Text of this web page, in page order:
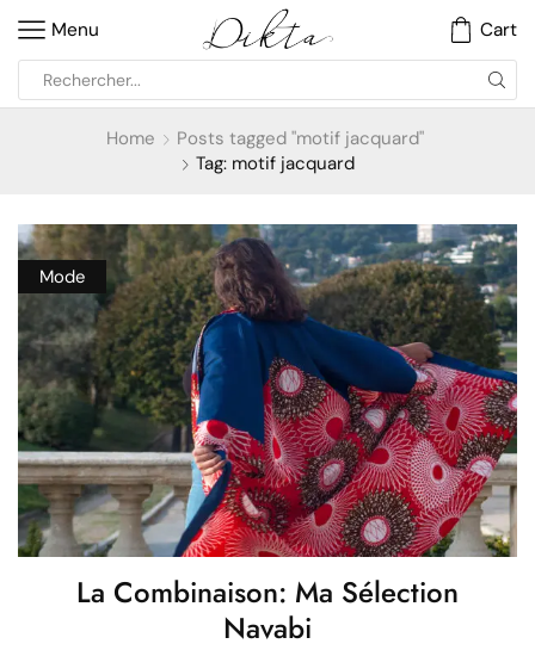
Menu Cart
Home
Posts tagged "motif jacquard"
Tag: motif jacquard
Mode
La Combinaison: Ma Sélection
Navabi